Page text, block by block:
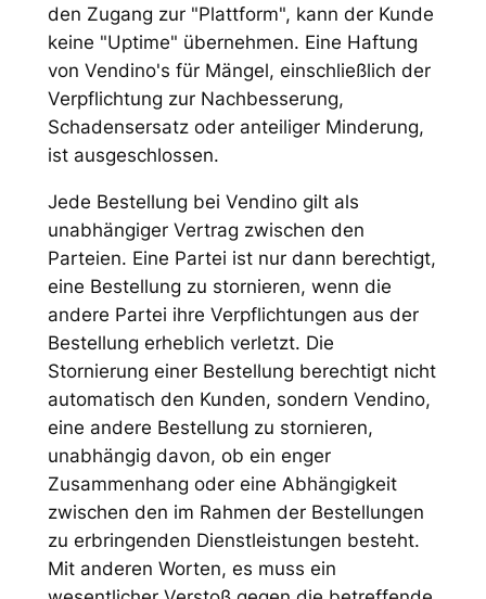
den Zugang zur "Plattform", kann der Kunde
keine "Uptime" übernehmen. Eine Haftung
von Vendino's für Mängel, einschließlich der
Verpflichtung zur Nachbesserung,
Schadensersatz oder anteiliger Minderung,
ist ausgeschlossen.
Jede Bestellung bei Vendino gilt als
unabhängiger Vertrag zwischen den
Parteien. Eine Partei ist nur dann berechtigt,
eine Bestellung zu stornieren, wenn die
andere Partei ihre Verpflichtungen aus der
Bestellung erheblich verletzt. Die
Stornierung einer Bestellung berechtigt nicht
automatisch den Kunden, sondern Vendino,
eine andere Bestellung zu stornieren,
unabhängig davon, ob ein enger
Zusammenhang oder eine Abhängigkeit
zwischen den im Rahmen der Bestellungen
zu erbringenden Dienstleistungen besteht.
Mit anderen Worten, es muss ein